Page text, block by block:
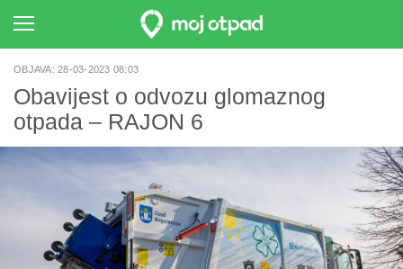
OBJAVA: 28-03-2023 08:03
Obavijest o odvozu glomaznog
otpada – RAJON 6